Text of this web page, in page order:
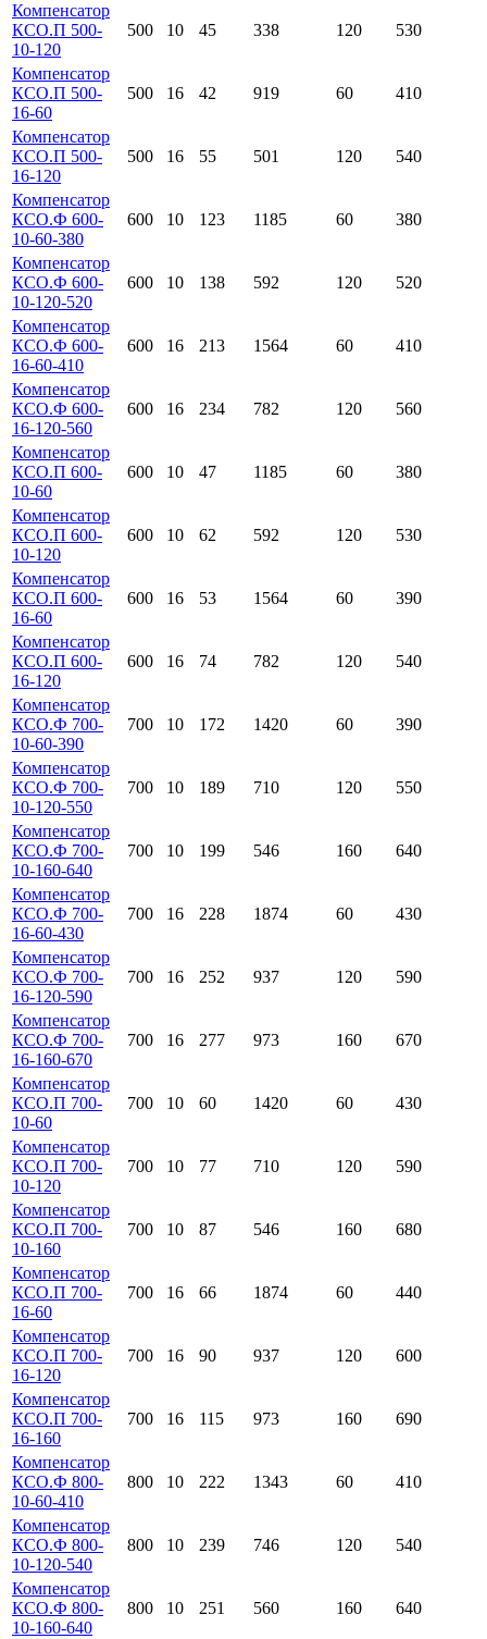
Компенсатор
КСО.П 500-
10-120
500 10 45 338 120 530
Компенсатор
КСО.П 500-
16-60
500 16 42 919 60 410
Компенсатор
КСО.П 500-
16-120
500 16 55 501 120 540
Компенсатор
КСО.Ф 600-
10-60-380
600 10 123 1185 60 380
Компенсатор
КСО.Ф 600-
10-120-520
600 10 138 592 120 520
Компенсатор
КСО.Ф 600-
16-60-410
600 16 213 1564 60 410
Компенсатор
КСО.Ф 600-
16-120-560
600 16 234 782 120 560
Компенсатор
КСО.П 600-
10-60
600 10 47 1185 60 380
Компенсатор
КСО.П 600-
10-120
600 10 62 592 120 530
Компенсатор
КСО.П 600-
16-60
600 16 53 1564 60 390
Компенсатор
КСО.П 600-
16-120
600 16 74 782 120 540
Компенсатор
КСО.Ф 700-
10-60-390
700 10 172 1420 60 390
Компенсатор
КСО.Ф 700-
10-120-550
700 10 189 710 120 550
Компенсатор
КСО.Ф 700-
10-160-640
700 10 199 546 160 640
Компенсатор
КСО.Ф 700-
16-60-430
700 16 228 1874 60 430
Компенсатор
КСО.Ф 700-
16-120-590
700 16 252 937 120 590
Компенсатор
КСО.Ф 700-
16-160-670
700 16 277 973 160 670
Компенсатор
КСО.П 700-
10-60
700 10 60 1420 60 430
Компенсатор
КСО.П 700-
10-120
700 10 77 710 120 590
Компенсатор
КСО.П 700-
10-160
700 10 87 546 160 680
Компенсатор
КСО.П 700-
16-60
700 16 66 1874 60 440
Компенсатор
КСО.П 700-
16-120
700 16 90 937 120 600
Компенсатор
КСО.П 700-
16-160
700 16 115 973 160 690
Компенсатор
КСО.Ф 800-
10-60-410
800 10 222 1343 60 410
Компенсатор
КСО.Ф 800-
10-120-540
800 10 239 746 120 540
Компенсатор
КСО.Ф 800-
10-160-640
800 10 251 560 160 640